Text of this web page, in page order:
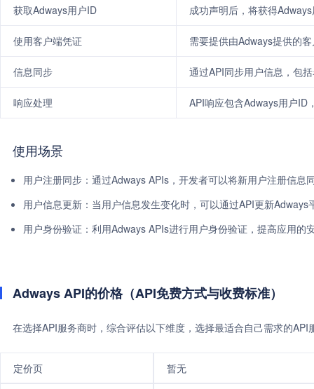
获取Adways用户ID 成功声明后，将获得
使用客户端凭证 需要提供由Adways提供的
信息同步 通过API同步用户信息，包
响应处理 API响应包含Adways用户ID
使用场景
用户注册同步：通过Adways APIs，开发者可以将新用户注册信
用户信息更新：当用户信息发生变化时，可以通过API更新
用户身份验证：利用Adways APIs进行用户身份验证，提高应用的
Adways API的价格（API免费方式与收费标准）
在选择API服务商时，综合评估以下维度，选择最适合自己需求的
定价页 暂无